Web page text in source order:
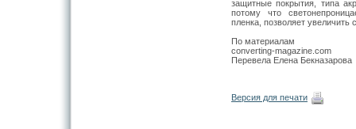
защитные покрытия, типа
потому что
пленка, позволяет
По материалам
converting-magazine.com
Перевела Елена Бекназарова
Версия для печати